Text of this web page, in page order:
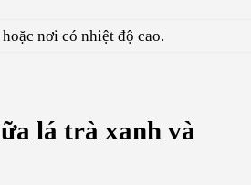
nơi có nhiệt độ cao.
lá trà xanh và